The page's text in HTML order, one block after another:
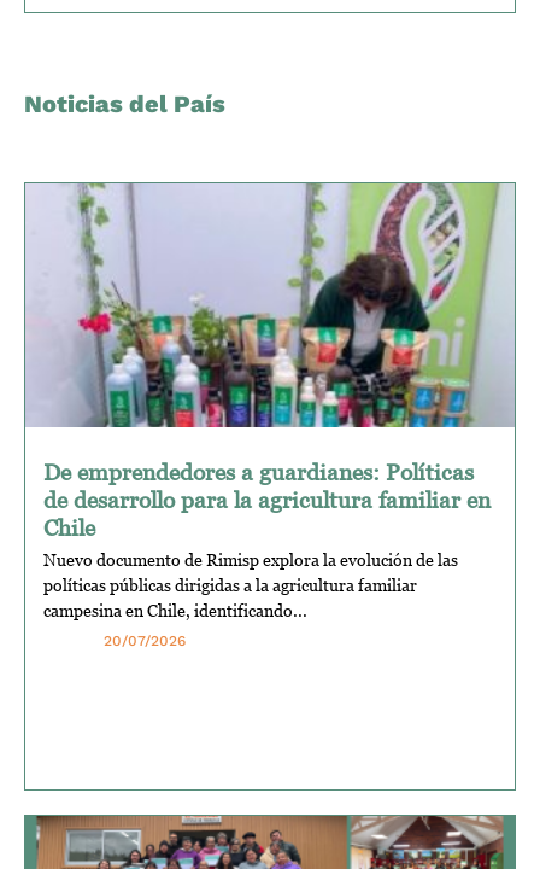
Noticias del País
De emprendedores a guardianes: Políticas
de desarrollo para la agricultura familiar en
Chile
Nuevo documento de Rimisp explora la evolución de las
políticas públicas dirigidas a la agricultura familiar
campesina en Chile, identificando...
20/07/2026